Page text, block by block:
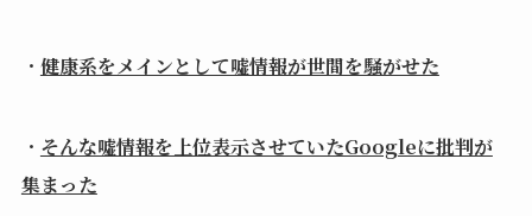
・ 健康系をメインとして嘘情報が世間を騒がせた
・ そんな嘘情報を上位表示させていたGoogleに批判が
集まった